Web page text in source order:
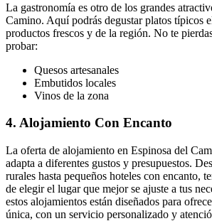
La gastronomía es otro de los grandes
Camino. Aquí podrás degustar platos típicos
productos frescos y de la región. No te
probar:
Quesos artesanales
Embutidos locales
Vinos de la zona
4. Alojamiento Con Encanto
La oferta de alojamiento en Espinosa del
adapta a diferentes gustos y presupuestos.
rurales hasta pequeños hoteles con encanto,
de elegir el lugar que mejor se ajuste a tus
estos alojamientos están diseñados para
única, con un servicio personalizado y